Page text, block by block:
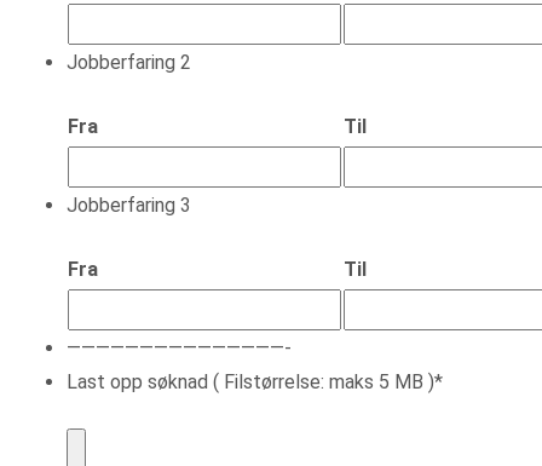
Jobberfaring 2
Fra Til
Jobberfaring 3
Fra Til
———————————————-
Last opp søknad ( Filstørrelse: maks 5 MB )*